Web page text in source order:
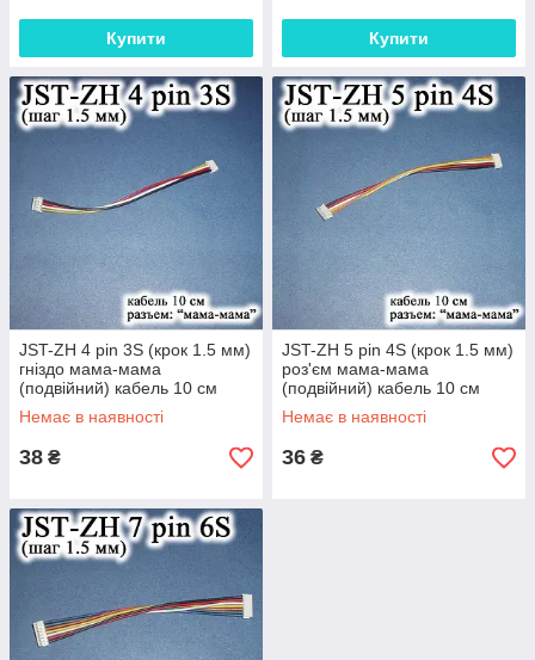
Купити Купити
JST-ZH 4 pin 3S (крок 1.5 мм)
гніздо мама-мама
(подвійний) кабель 10 см
iMAX B6 7.4 v LiPo для
балансування
Немає в наявності
38 ₴
JST-ZH 5 pin 4S (крок 1.5 мм)
роз'єм мама-мама
(подвійний) кабель 10 см
iMAX B6 7.4v LiPo для
балансування
Немає в наявності
36 ₴